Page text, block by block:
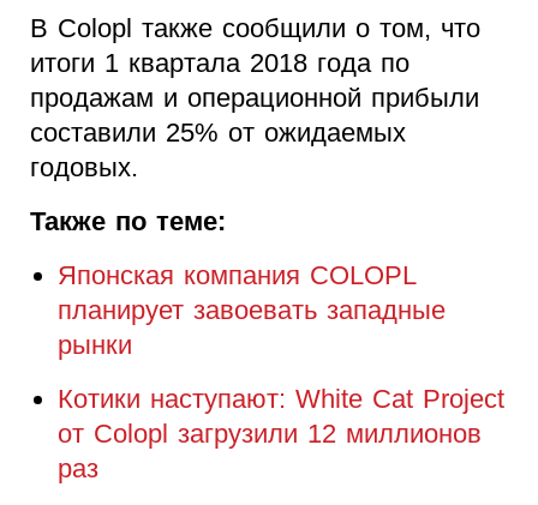
В Colopl также сообщили о том, что
итоги 1 квартала 2018 года по
продажам и операционной прибыли
составили 25% от ожидаемых
годовых.
Также по теме:
Японская компания COLOPL
планирует завоевать западные
рынки
Котики наступают: White Cat Project
от Colopl загрузили 12 миллионов
раз